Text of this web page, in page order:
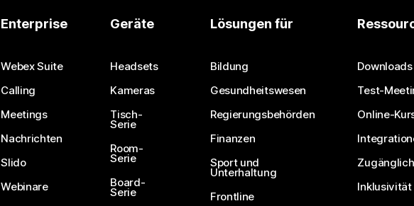
Enterprise
Webex Suite
Calling
Meetings
Nachrichten
Slido
Webinare
Geräte
Headsets
Kameras
Tisch-
Serie
Room-
Serie
Board-
Serie
Lösungen für
Bildung
Gesundheitswesen
Regierungsbehörden
Finanzen
Sport und
Unterhaltung
Frontline
Downloads
Test-
Online-
Inklusivität